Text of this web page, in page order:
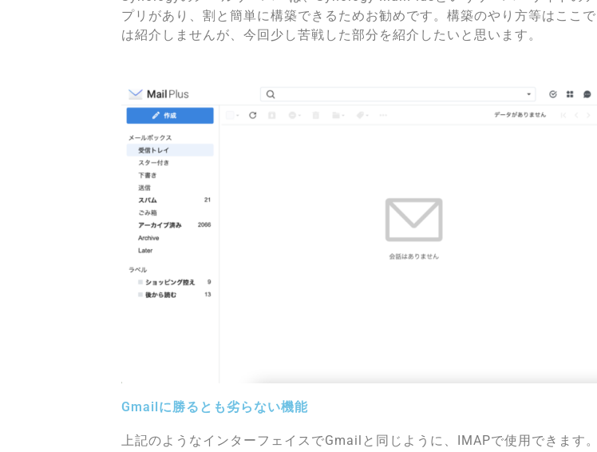
プリがあり、割と簡単に構築できるためお勧めです。構築のやり方等はここで
は紹介しませんが、今回少し苦戦した部分を紹介したいと思います。
Gmailに勝るとも劣らない機能
上記のようなインターフェイスでGmailと同じように、IMAPで使用できます。